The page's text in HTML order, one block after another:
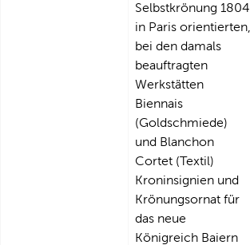
Selbstkrönung 1804
in Paris orientierten,
bei den damals
beauftragten
Werkstätten
Biennais
(Goldschmiede)
und Blanchon
Cortet (Textil)
Kroninsignien und
Krönungsornat für
das neue
Königreich Baiern